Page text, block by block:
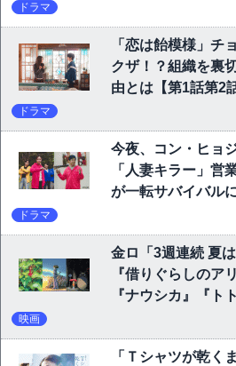
ドラマ
「恋は飴模様」チ
クザ！？組織を裏
由とは【第1話第2
ドラマ
今夜、コン・ヒョ
「人妻キラー」営
が一転サバイバル
ドラマ
金ロ「3週連続 夏
『借りぐらしのア
『ナウシカ』『ト
映画
「Ｔシャツが乾く